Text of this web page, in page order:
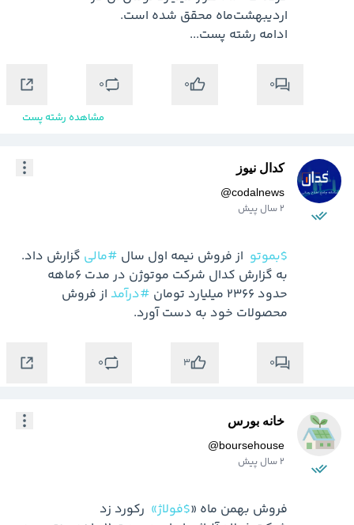
ادامه رشته پست...
0
0
0
مشاهده رشته پست
کدال نیوز
@codalnews
2 سال پیش
$بموتو از فروش نیمه اول سال #مالی
حدود 2366 میلیارد تومان
#درآمد
محصولات خود به دست آورد.
0
3
0
خانه بورس
@boursehouse
2 سال پیش
فروش بهمن ماه «$فولاژ»